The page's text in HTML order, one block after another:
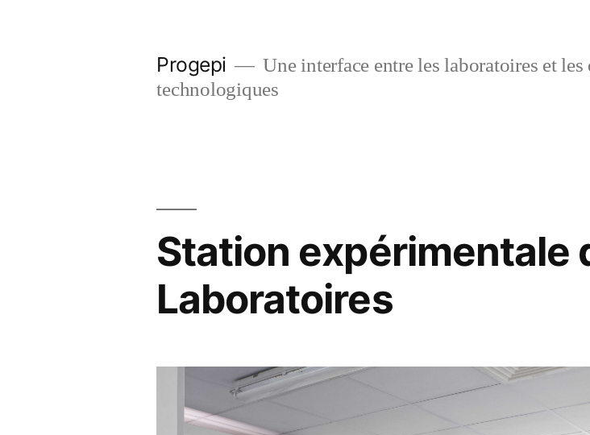
Progepi
Une interface entre les laboratoires et
technologiques
Station expérimentale
Laboratoires